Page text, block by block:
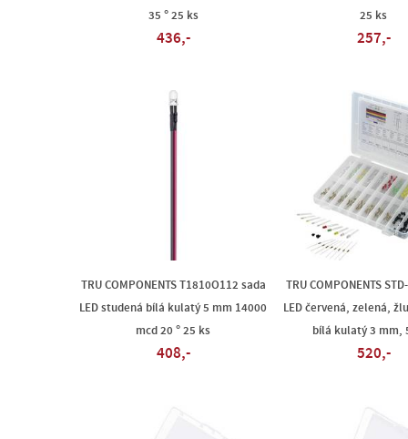
35 ° 25 ks
436,-
25 ks
257,-
TRU COMPONENTS T1810O112 sada
LED studená bílá kulatý 5 mm 14000
mcd 20 ° 25 ks
408,-
TRU COMPONENTS
LED červená, zelená,
bílá kulatý 3 mm,
520,-